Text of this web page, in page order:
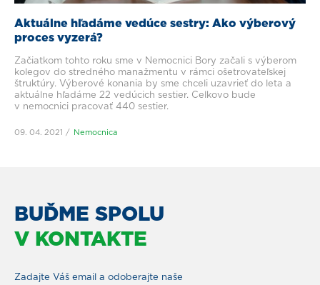
Aktuálne hľadáme vedúce sestry: Ako výberový
proces vyzerá?
Začiatkom tohto roku sme v Nemocnici Bory začali s výberom
kolegov do stredného manažmentu v rámci ošetrovateľskej
štruktúry. Výberové konania by sme chceli uzavrieť do leta a
aktuálne hľadáme 22 vedúcich sestier. Celkovo bude
v nemocnici pracovať 440 sestier.
09. 04. 2021 Nemocnica
BUĎME SPOLU
V KONTAKTE
Zadajte Váš email a odoberajte naše